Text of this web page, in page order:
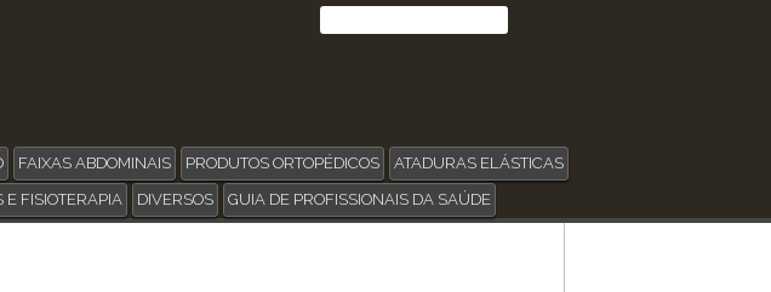
FAIXAS ABDOMINAIS PRODUTOS ORTOPÉDICOS
ATADURAS ELÁSTICAS
E FISIOTERAPIA DIVERSOS GUIA DE PROFISSIONAIS DA SAÚDE